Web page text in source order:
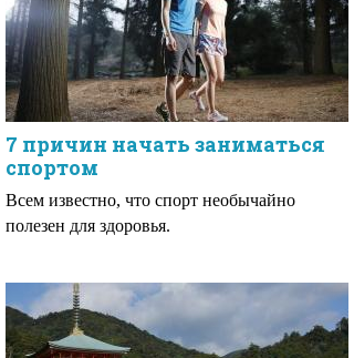
7 причин начать заниматься
спортом
Всем известно, что спорт необычайно
полезен для здоровья.